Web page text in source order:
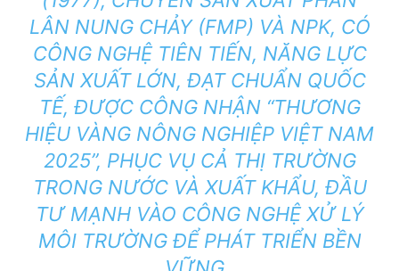
LÂN NUNG CHẢY (FMP) VÀ NPK, CÓ
CÔNG NGHỆ TIÊN TIẾN, NĂNG LỰC
SẢN XUẤT LỚN, ĐẠT CHUẨN QUỐC
TẾ, ĐƯỢC CÔNG NHẬN “THƯƠNG
HIỆU VÀNG NÔNG NGHIỆP VIỆT NAM
2025”, PHỤC VỤ CẢ THỊ TRƯỜNG
TRONG NƯỚC VÀ XUẤT KHẨU, ĐẦU
TƯ MẠNH VÀO CÔNG NGHỆ XỬ LÝ
MÔI TRƯỜNG ĐỂ PHÁT TRIỂN BỀN